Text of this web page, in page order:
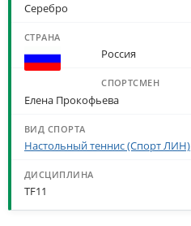
Серебро
Россия
Елена Прокофьева
Настольный теннис (Спорт ЛИН)
TF11